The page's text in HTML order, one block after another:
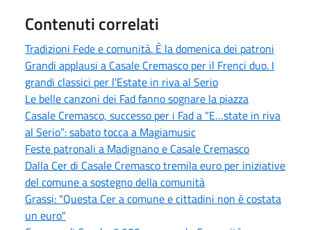
Contenuti correlati
Tradizioni Fede e comunità. È la domenica dei patroni
Grandi applausi a Casale Cremasco per il Frenci duo. I
grandi classici per l'Estate in riva al Serio
Le belle canzoni dei Fad fanno sognare la piazza
Casale Cremasco, successo per i Fad a “E…state in riva
al Serio”: sabato tocca a Magiamusic
Feste patronali a Madignano e Casale Cremasco
Dalla Cer di Casale Cremasco tremila euro per iniziative
del comune a sostegno della comunità
Grassi: "Questa Cer a comune e cittadini non è costata
un euro"